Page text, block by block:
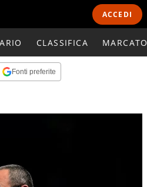
ACCEDI
CLASSIFICA
Fonti preferite